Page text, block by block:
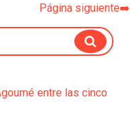
Página siguiente➡️
entre las cinco